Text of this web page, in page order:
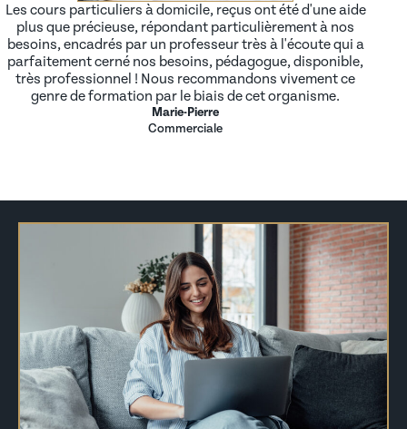
Les cours particuliers à domicile, reçus ont été d'une aide
plus que précieuse, répondant particulièrement à nos
besoins, encadrés par un professeur très à l'écoute qui a
parfaitement cerné nos besoins, pédagogue, disponible,
très professionnel ! Nous recommandons vivement ce
genre de formation par le biais de cet organisme.
Marie-Pierre
Commerciale